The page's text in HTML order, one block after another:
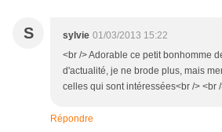
S sylvie 01/03/2013 15:22
<br /> Adorable ce petit bonhomme
d'actualité, je ne brode plus, mais
celles qui sont intéressées<br /> <br
Répondre